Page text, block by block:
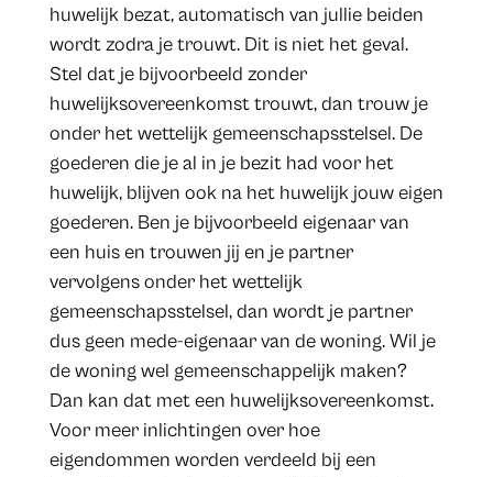
huwelijk bezat, automatisch van jullie beiden
wordt zodra je trouwt. Dit is niet het geval.
Stel dat je bijvoorbeeld zonder
huwelijksovereenkomst trouwt, dan trouw je
onder het wettelijk gemeenschapsstelsel. De
goederen die je al in je bezit had voor het
huwelijk, blijven ook na het huwelijk jouw eigen
goederen. Ben je bijvoorbeeld eigenaar van
een huis en trouwen jij en je partner
vervolgens onder het wettelijk
gemeenschapsstelsel, dan wordt je partner
dus geen mede-eigenaar van de woning. Wil je
de woning wel gemeenschappelijk maken?
Dan kan dat met een huwelijksovereenkomst.
Voor meer inlichtingen over hoe
eigendommen worden verdeeld bij een